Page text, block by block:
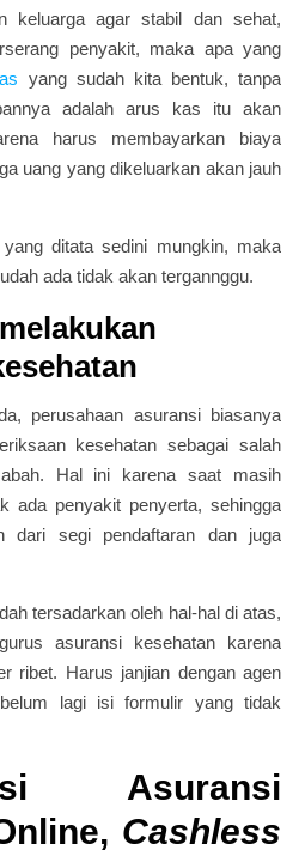
keluarga agar stabil dan sehat,
penyakit, maka apa yang
yang sudah kita bentuk, tanpa
adalah arus kas itu akan
harus membayarkan biaya
uang yang dikeluarkan akan jauh
ditata sedini mungkin, maka
ada tidak akan tergannggu.
perusahaan asuransi biasanya
kesehatan sebagai salah
Hal ini karena saat masih
ada penyakit penyerta, sehingga
dari segi pendaftaran dan juga
tersadarkan oleh hal-hal di atas,
asuransi kesehatan karena
ribet. Harus janjian dengan agen
lagi isi formulir yang tidak
Asuransi
Cashless